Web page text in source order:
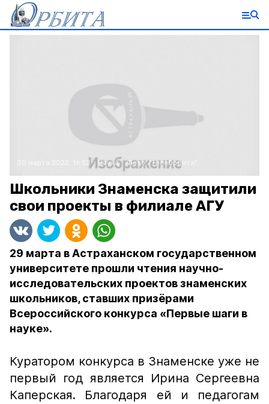
30 марта 2022, 16:52 Наука Фото:"ТелеОрбита"
Школьники Знаменска защитили
свои проекты в филиале АГУ
29 марта в Астраханском государственном
университете прошли чтения научно-
исследовательских проектов знаменских
школьников, ставших призёрами
Всероссийского конкурса «Первые шаги в
науке».
Куратором конкурса в Знаменске уже не
первый год является Ирина Сергеевна
Каперская. Благодаря ей и педагогам